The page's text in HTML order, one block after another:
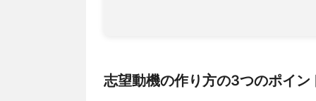
志望動機の作り方の3つのポイン